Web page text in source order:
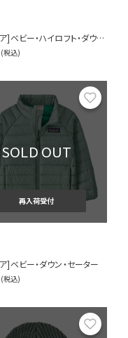
[パタゴニア]ベビー・ハイロフト・ダウン・セーター・フーディ
(税込)
SOLD OUT
再入荷受付
]ベビー・ダウン・セーター
(税込)